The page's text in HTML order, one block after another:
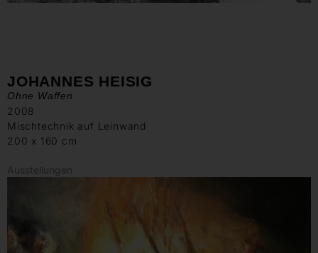
JOHANNES HEISIG
Ohne Waffen
2008
Mischtechnik auf Leinwand
200 x 160 cm
Ausstellungen